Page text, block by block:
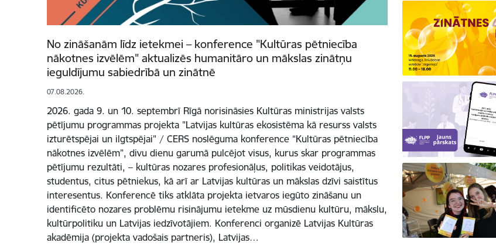
No zināšanām līdz ietekmei – konference "Kultūras pētniecība
nākotnes izvēlēm" aktualizēs humanitāro un mākslas zinātņu
ieguldījumu sabiedrībā un zinātnē
07.08.2026.
2026. gada 9. un 10. septembrī Rīgā norisināsies Kultūras ministrijas valsts
pētījumu programmas projekta "Latvijas kultūras ekosistēma kā resurss valsts
izturētspējai un ilgtspējai" / CERS noslēguma konference “Kultūras pētniecība
nākotnes izvēlēm”, divu dienu garumā pulcējot visus, kurus skar programmas
pētījumu rezultāti, – kultūras nozares profesionāļus, politikas veidotājus,
studentus, citus pētniekus, kā arī ar Latvijas kultūras un mākslas dzīvi saistītus
interesentus. Konferencē tiks atklāta projekta ietvaros iegūto zināšanu un
identificēto nozares problēmu risinājumu ietekme uz mūsdienu kultūru, mākslu,
kultūrpolitiku un Latvijas iedzīvotājiem. Konferenci organizē Latvijas Kultūras
akadēmija (projekta vadošais partneris), Latvijas…